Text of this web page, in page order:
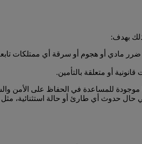
بهدف:
مادي أو هجوم أو سرقة أي ممتلكات
أو متعلقة بالتأمين.
للمساعدة في الحفاظ على الأمن
حدوث أي طارئ أو حالة استثنائية،